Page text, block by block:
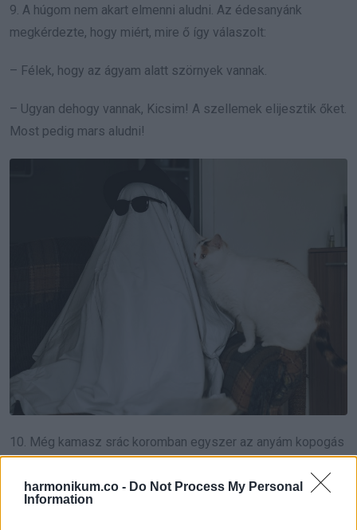
harmonikum.co - Do Not Process My Personal
Information
9. A húgom nem akart elmenni aludni. Az édesanyánk
megkérdezte, hogy miért, mire ő így válaszolt:
– Félek, hogy az ágyam alatt szörnyek vannak.
– Ugyan dehogy vannak, Kicsim! A szellemek elijesztik őket.
Most pedig mars aludni!
10. Még kamasz srác koromban egyszer az anyám kopogás
nyuszis magazint nézegettem. Én teljesen lefagytam, mire ő